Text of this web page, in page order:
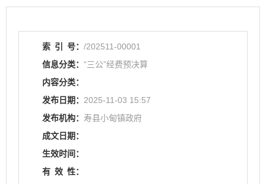
索 引 号： /202511-00001
信息分类： “三公”经费预决算
内容分类：
发布日期： 2025-11-03 15:57
发布机构： 寿县小甸镇政府
成文日期：
生效时间：
有 效 性：